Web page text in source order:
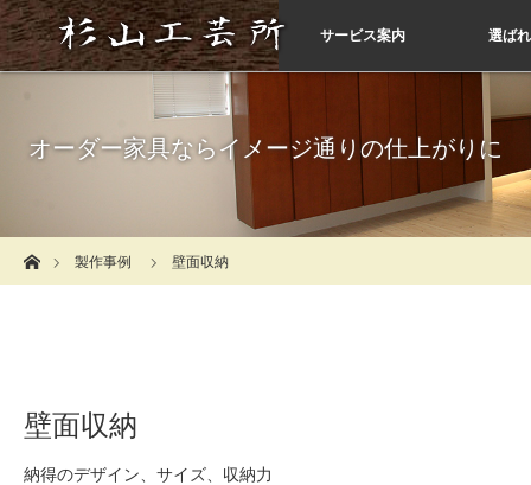
サービス案内 選ば
オーダー家具ならイメージ通りの仕上がりに
製作事例
壁面収納
壁面収納
納得のデザイン、サイズ、収納力